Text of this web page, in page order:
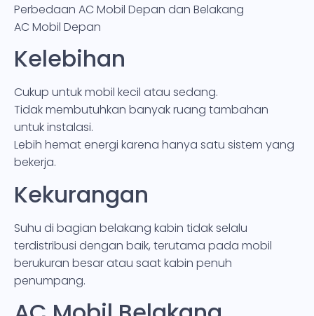
Perbedaan AC Mobil Depan dan Belakang
AC Mobil Depan
Kelebihan
Cukup untuk mobil kecil atau sedang.
Tidak membutuhkan banyak ruang tambahan
untuk instalasi.
Lebih hemat energi karena hanya satu sistem yang
bekerja.
Kekurangan
Suhu di bagian belakang kabin tidak selalu
terdistribusi dengan baik, terutama pada mobil
berukuran besar atau saat kabin penuh
penumpang.